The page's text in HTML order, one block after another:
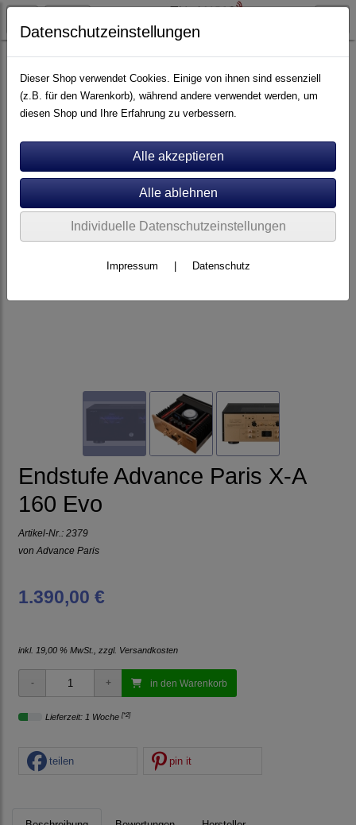
Elektronik Endverstärker
Endstufe Advance Paris X-A
160 Evo
Artikel-Nr.: 2379
von Advance Paris
1.390,00 €
inkl. 19,00 % MwSt., zzgl. Versandkosten
in den Warenkorb
Lieferzeit: 1 Woche [*2]
teilen pin it
Datenschutzeinstellungen
Dieser Shop verwendet Cookies. Einige von ihnen sind essenziell
(z.B. für den Warenkorb), während andere verwendet werden, um
diesen Shop und Ihre Erfahrung zu verbessern.
Individuelle Datenschutzeinstellungen
Impressum Datenschutz